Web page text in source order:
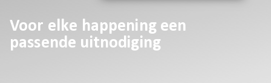
Voor elke happening een
passende uitnodiging